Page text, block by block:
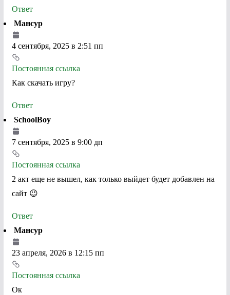
Ответ
Мансур
4 сентября, 2025 в 2:51 пп
Постоянная ссылка
Как скачать игру?
Ответ
SchoolBoy
7 сентября, 2025 в 9:00 дп
Постоянная ссылка
2 акт еще не вышел, как только выйдет будет добавлен на
сайт 😉
Ответ
Мансур
23 апреля, 2026 в 12:15 пп
Постоянная ссылка
Ок